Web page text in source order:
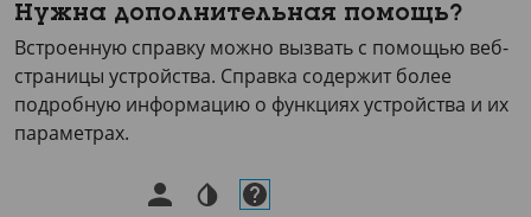
Нужна дополнительная помощь?
Встроенную справку можно вызвать с помощью веб-
страницы устройства. Справка содержит более
подробную информацию о функциях устройства и их
параметрах.